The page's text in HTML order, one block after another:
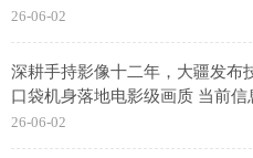
26-06-02
深耕手持影像十二年，大疆发布
口袋机身落地电影级画质 当前信
26-06-02